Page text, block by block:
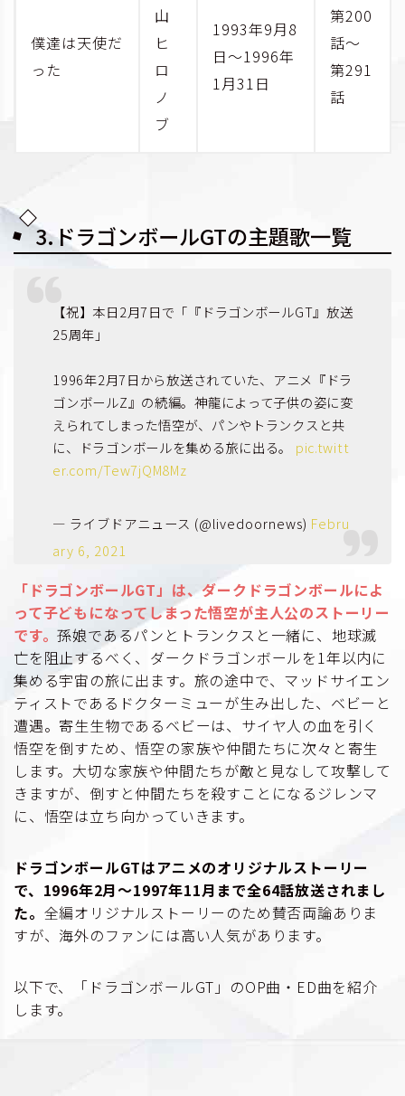
僕達は天使だ
った
山
ヒ
ロ
ノ
ブ
1993年9月8
日～1996年
1月31日
第200
話～
第291
話
3.ドラゴンボールGTの主題歌一覧
【祝】本日2月7日で「『ドラゴンボールGT』放送
25周年」
1996年2月7日から放送されていた、アニメ『ドラ
ゴンボールZ』の続編。神龍によって子供の姿に変
えられてしまった悟空が、パンやトランクスと共
に、ドラゴンボールを集める旅に出る。 pic.twitt
er.com/Tew7jQM8Mz
— ライブドアニュース (@livedoornews) Febru
ary 6, 2021
「ドラゴンボールGT」は、ダークドラゴンボールによ
って子どもになってしまった悟空が主人公のストーリー
です。孫娘であるパンとトランクスと一緒に、地球滅
亡を阻止するべく、ダークドラゴンボールを1年以内に
集める宇宙の旅に出ます。旅の途中で、マッドサイエン
ティストであるドクターミューが生み出した、ベビーと
遭遇。寄生生物であるベビーは、サイヤ人の血を引く
悟空を倒すため、悟空の家族や仲間たちに次々と寄生
します。大切な家族や仲間たちが敵と見なして攻撃して
きますが、倒すと仲間たちを殺すことになるジレンマ
に、悟空は立ち向かっていきます。
ドラゴンボールGTはアニメのオリジナルストーリー
で、1996年2月〜1997年11月まで全64話放送されまし
た。 全編オリジナルストーリーのため賛否両論ありま
すが、海外のファンには高い人気があります。
以下で、「ドラゴンボールGT」のOP曲・ED曲を紹介
します。